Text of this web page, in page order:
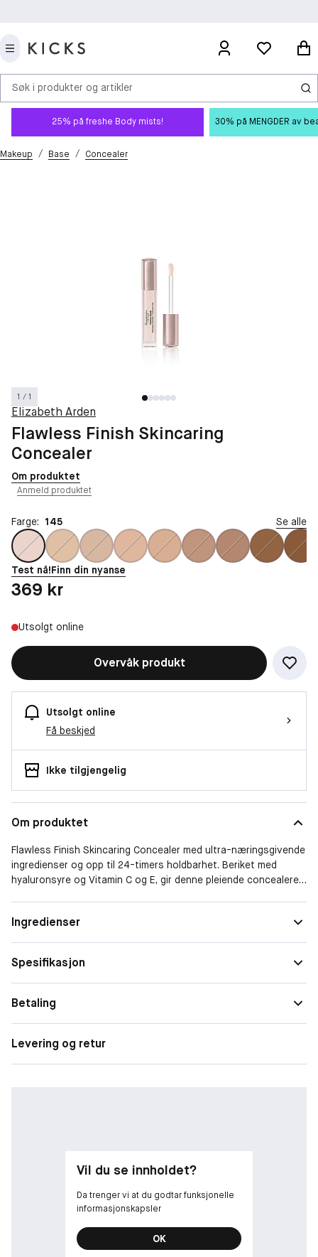
Søk i produkter og artikler
25% på freshe Body mists! 30% på MENGDER av
Makeup / Base / Concealer
1 / 1
Elizabeth Arden
Flawless Finish Skincaring
Concealer
Om produktet
Anmeld produktet
Farge: 145 Se alle
Test nå!Finn din nyanse
Pris: 369 kr
369 kr
Utsolgt online
Overvåk produkt
Utsolgt online
Få beskjed
Ikke tilgjengelig
Om produktet
Flawless Finish Skincaring Concealer med ultra-næringsgivende
ingredienser og opp til 24-timers holdbarhet. Beriket med
hyaluronsyre og Vitamin C og E, gir denne pleiende concealeren
enkel påføring. Velg først din Flawless Finish Skincaring
foundation nyanse og finn deretter den perfekte Skincaring
lysnende effekt ved øyeområdet eller ønsker å forme og
definere. Testet av huleger. Ikke-komedogen. Velegnet til
sensitiv hud.
Ingredienser
Spesifikasjon
Betaling
Levering og retur
Vil du se innholdet?
Da trenger vi at du godtar funksjonelle
informasjonskapsler
OK